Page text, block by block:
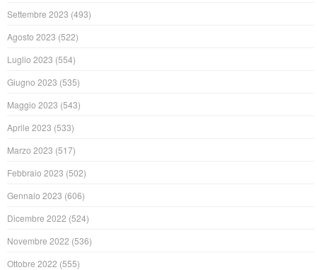
Settembre 2023 (493)
Agosto 2023 (522)
Luglio 2023 (554)
Giugno 2023 (535)
Maggio 2023 (543)
Aprile 2023 (533)
Marzo 2023 (517)
Febbraio 2023 (502)
Gennaio 2023 (606)
Dicembre 2022 (524)
Novembre 2022 (536)
Ottobre 2022 (555)